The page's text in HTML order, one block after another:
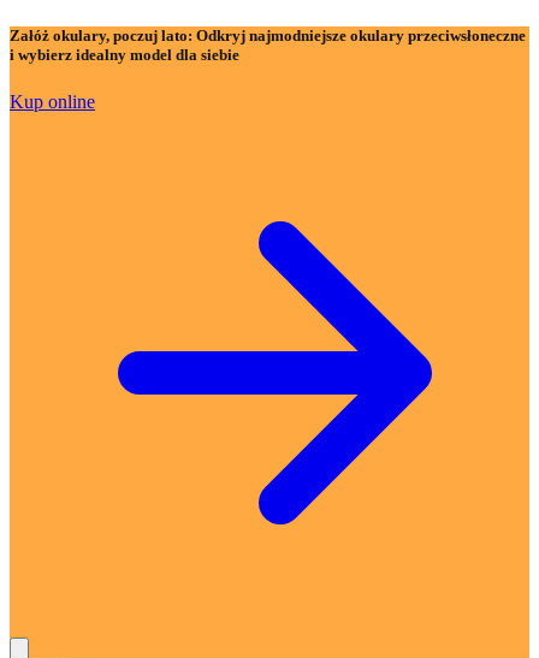
Załóż okulary, poczuj lato: Odkryj najmodniejsze okulary przeciwsłoneczne
i wybierz idealny model dla siebie
Kup online